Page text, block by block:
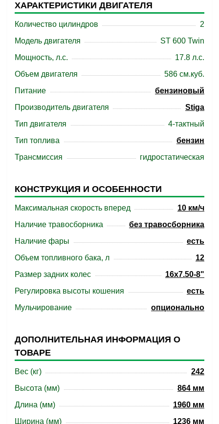
ХАРАКТЕРИСТИКИ ДВИГАТЕЛЯ
Количество цилиндров
2
Модель двигателя
ST 600 Twin
Мощность, л.с.
17.8 л.с.
Объем двигателя
586 см.куб.
Питание
бензиновый
Производитель двигателя
Stiga
Тип двигателя
4-тактный
Тип топлива
бензин
Трансмиссия
гидростатическая
КОНСТРУКЦИЯ И ОСОБЕННОСТИ
Максимальная скорость вперед
10 км/ч
Наличие травосборника
без травосборника
Наличие фары
есть
Объем топливного бака, л
12
Размер задних колес
16x7.50-8"
Регулировка высоты кошения
есть
Мульчирование
опционально
ДОПОЛНИТЕЛЬНАЯ ИНФОРМАЦИЯ О
ТОВАРЕ
Вес (кг)
242
Высота (мм)
864 мм
Длина (мм)
1960 мм
Ширина (мм)
1236 мм